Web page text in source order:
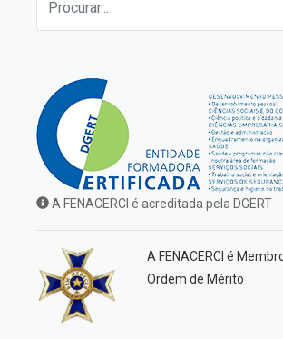
A FENACERCI é acreditada pela DGERT
A FENACERCI é
Ordem de Mérito